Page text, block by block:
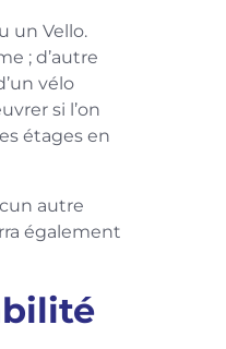
un Vello.
; d’autre
vélo
si l’on
étages en
autre
également